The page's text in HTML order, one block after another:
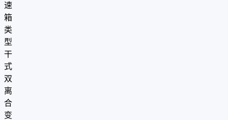
速
箱
类
型
干
式
双
离
合
变